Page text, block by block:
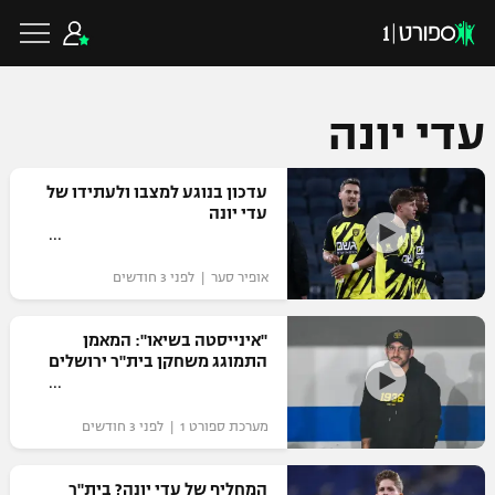
כדורגל ישראלי
ליגת העל
גביע הטוטו
ליגיונרים
גביע המדינה
כדורגל עולמי
ליגת האלופות
ליגה אירופית
ליגה אנגלית
כדורסל ישראלי
ליגת ווינר סל
ליגה לאומית
כדורסל עולמי
NBA
עדי יונה
עדכון בנוגע למצבו ולעתידו של
עדי יונה
אופיר סער | לפני 3 חודשים
"אינייסטה בשיאו": המאמן
התמוגג משחקן בית"ר ירושלים
מערכת ספורט 1 | לפני 3 חודשים
המחליף של עדי יונה? בית"ר